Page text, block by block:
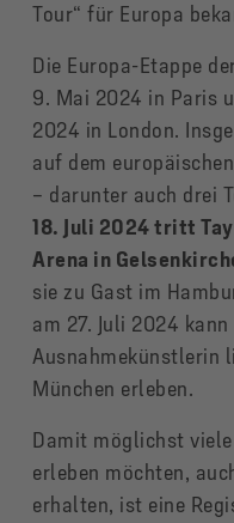
Tour“ für Europa
Die Europa-Etappe
9. Mai 2024 in Paris
2024 in London.
auf dem
– darunter auch drei
18. Juli 2024 tritt
Arena in
sie zu Gast im
am 27. Juli 2024
Ausnahmekünstlerin
München erleben.
Damit möglichst
erleben möchten,
erhalten, ist eine